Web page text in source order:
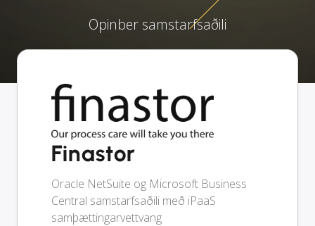
Opinber samstarfsaðili
Finastor
Oracle NetSuite og Microsoft Business
Central samstarfsaðili með iPaaS
samþættingarvettvang